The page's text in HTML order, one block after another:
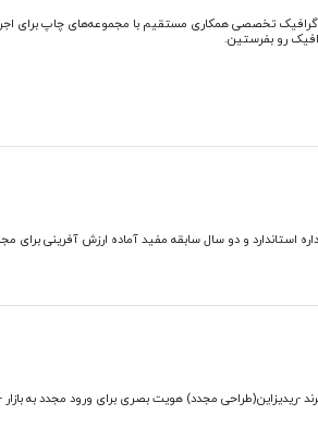
گرافیک تخصصی همکاری مستقیم با مجموعه‌های چاپ برای
رو بفرستین.
استاندارد و دو سال سابقه مفید آماده ارزش آفرینی برای
-ریدیزاین(طراحی مجدد) هویت بصری برای ورود مجدد به